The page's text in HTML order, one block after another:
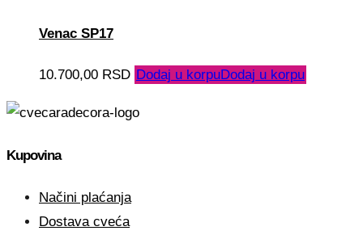
Venac SP17
10.700,00 RSD Dodaj u korpuDodaj u korpu
Kupovina
Načini plaćanja
Dostava cveća